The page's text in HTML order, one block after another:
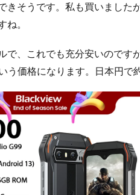
きそうです。私も買いました
ね。
で、これでも充分安いのです
う価格になります。日本円で